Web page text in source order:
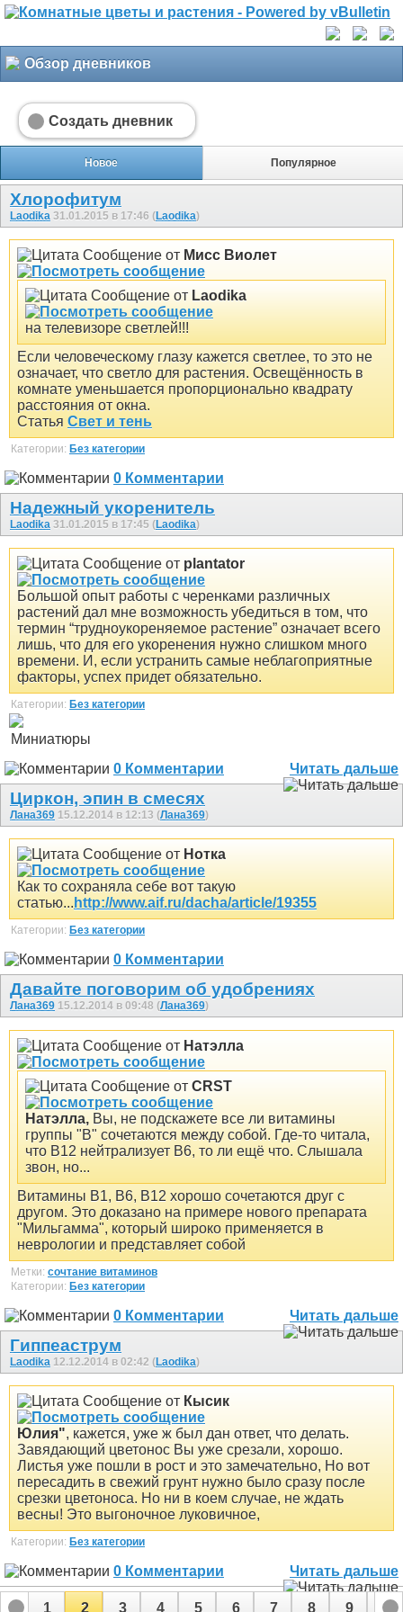
Обзор дневников
Создать дневник
Новое Популярное
Хлорофитум
Laodika 31.01.2015 в 17:46 (Laodika)
Сообщение от Мисс Виолет
Сообщение от Laodika
на телевизоре светлей!!!
Если человеческому глазу кажется светлее, то это не
означает, что светло для растения. Освещённость в
комнате уменьшается пропорционально квадрату
расстояния от окна.
Статья Свет и тень
Категории: Без категории
0 Комментарии
Надежный укоренитель
Laodika 31.01.2015 в 17:45 (Laodika)
Сообщение от plantator
Большой опыт работы с черенками различных
растений дал мне возможность убедиться в том, что
термин “трудноукореняемое растение” означает всего
лишь, что для его укоренения нужно слишком много
времени. И, если устранить самые неблагоприятные
факторы, успех придет обязательно.
Категории: Без категории
Миниатюры
0 Комментарии
Читать дальше
Циркон, эпин в смесях
Лана369 15.12.2014 в 12:13 (Лана369)
Сообщение от Нотка
Как то сохраняла себе вот такую
статью... http://www.aif.ru/dacha/article/19355
Категории: Без категории
0 Комментарии
Давайте поговорим об удобрениях
Лана369 15.12.2014 в 09:48 (Лана369)
Сообщение от Натэлла
Сообщение от CRST
Натэлла, Вы, не подскажете все ли витамины
группы "В" сочетаются между собой. Где-то читала,
что В12 нейтрализует В6, то ли ещё что. Слышала
звон, но...
Витамины В1, В6, В12 хорошо сочетаются друг с
другом. Это доказано на примере нового препарата
"Мильгамма", который широко применяется в
неврологии и представляет собой
Метки: сочтание витаминов
Категории: Без категории
0 Комментарии Читать дальше
Гиппеаструм
Laodika 12.12.2014 в 02:42 (Laodika)
Сообщение от Кысик
Юлия", кажется, уже ж был дан ответ, что делать.
Завядающий цветонос Вы уже срезали, хорошо.
Листья уже пошли в рост и это замечательно, Но вот
пересадить в свежий грунт нужно было сразу после
срезки цветоноса. Но ни в коем случае, не ждать
весны! Это выгоночное луковичное,
Категории: Без категории
0 Комментарии Читать дальше
1 2 3 4 5 6 7 8 9 10